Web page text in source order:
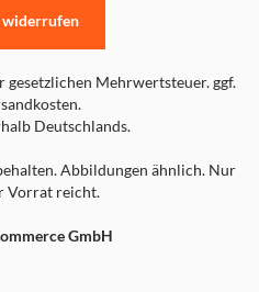
Mehrwertsteuer. ggf.
Deutschlands.
Abbildungen ähnlich. Nur
Vorrat reicht.
GmbH
widerrufen